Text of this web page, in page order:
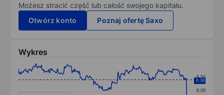
Możesz stracić część lub całość swojego kapitału.
Otwórz konto
Poznaj ofertę Saxo
Wykres
Line chart with 299 data points.
6,00
6,50
6,36